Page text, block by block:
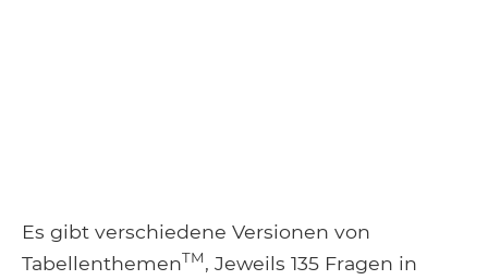
Es gibt verschiedene Versionen von
TabellenthemenTM, Jeweils 135 Fragen in